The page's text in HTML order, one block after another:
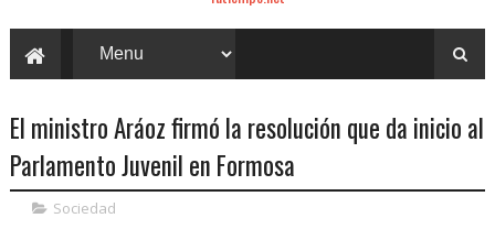
El ministro Aráoz firmó la resolución que da inicio al
Parlamento Juvenil en Formosa
Sociedad